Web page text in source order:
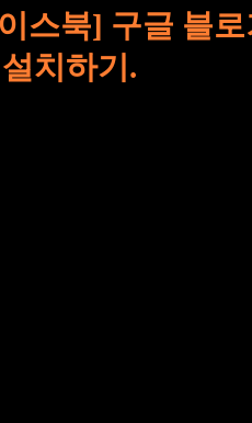
스북] 구글 블
치하기.